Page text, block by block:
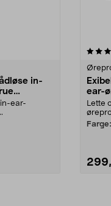
in-
ear-
ear-
Lette
Farge: